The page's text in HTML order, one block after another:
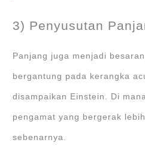
3) Penyusutan
Panjang juga menjadi
bergantung pada kerangka
disampaikan Einstein. Di
pengamat yang bergerak
sebenarnya.